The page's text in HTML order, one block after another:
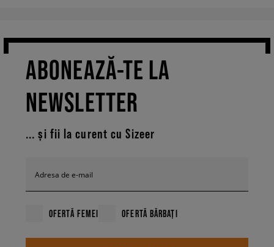
ABONEAZĂ-TE LA
NEWSLETTER
... și fii la curent cu Sizeer
Adresa de e-mail
OFERTĂ FEMEI OFERTĂ BĂRBAȚI